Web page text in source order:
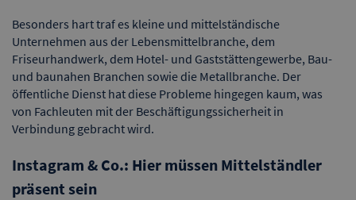
Besonders hart traf es kleine und mittelständische
Unternehmen aus der Lebensmittelbranche, dem
Friseurhandwerk, dem Hotel- und Gaststättengewerbe, Bau-
und baunahen Branchen sowie die Metallbranche. Der
öffentliche Dienst hat diese Probleme hingegen kaum, was
von Fachleuten mit der Beschäftigungssicherheit in
Verbindung gebracht wird.
Instagram & Co.: Hier müssen Mittelständler
präsent sein